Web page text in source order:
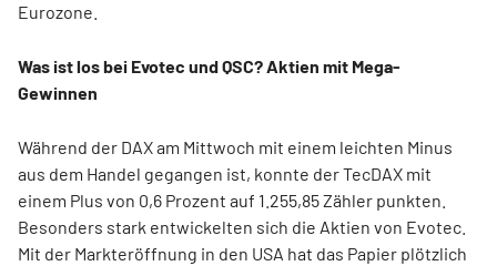
Eurozone.
Was ist los bei Evotec und QSC? Aktien mit Mega-
Gewinnen
Während der DAX am Mittwoch mit einem leichten Minus
aus dem Handel gegangen ist, konnte der TecDAX mit
einem Plus von 0,6 Prozent auf 1.255,85 Zähler punkten.
Besonders stark entwickelten sich die Aktien von Evotec.
Mit der Markteröffnung in den USA hat das Papier plötzlich